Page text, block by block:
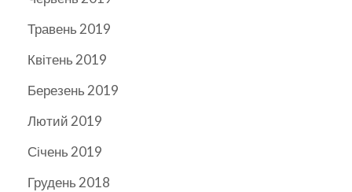
Травень 2019
Квітень 2019
Березень 2019
Лютий 2019
Січень 2019
Грудень 2018